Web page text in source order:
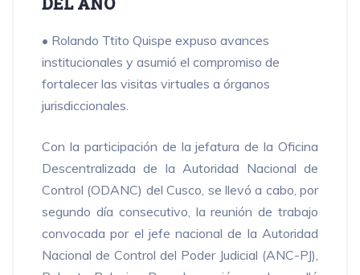
• Rolando Ttito Quispe expuso avances
institucionales y asumió el compromiso de
fortalecer las visitas virtuales a órganos
jurisdiccionales.
Con la participación de la jefatura de la Oficina
Descentralizada de la Autoridad Nacional de
Control (ODANC) del Cusco, se llevó a cabo, por
segundo día consecutivo, la reunión de trabajo
convocada por el jefe nacional de la Autoridad
Nacional de Control del Poder Judicial (ANC-PJ),